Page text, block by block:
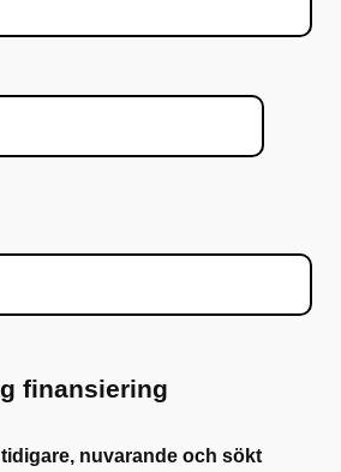
finansiering
nuvarande och sökt